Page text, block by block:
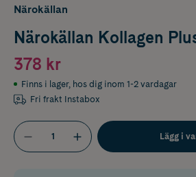
Närokällan
Närokällan Kollagen
378 kr
Finns i lager, hos dig inom 1-2 vardagar
Fri frakt Instabox
Lägg i